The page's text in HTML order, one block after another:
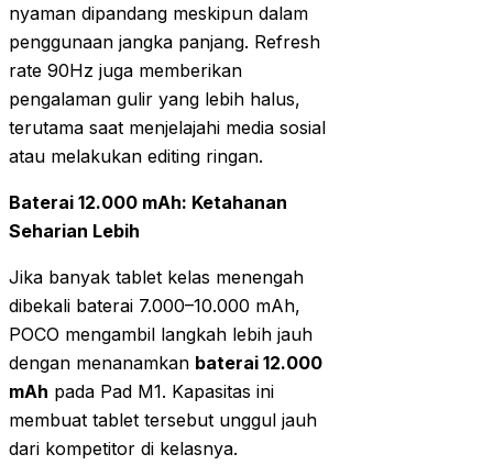
nyaman dipandang meskipun dalam
penggunaan jangka panjang. Refresh
rate 90Hz juga memberikan
pengalaman gulir yang lebih halus,
terutama saat menjelajahi media sosial
atau melakukan editing ringan.
Baterai 12.000 mAh: Ketahanan
Seharian Lebih
Jika banyak tablet kelas menengah
dibekali baterai 7.000–10.000 mAh,
POCO mengambil langkah lebih jauh
dengan menanamkan baterai 12.000
mAh pada Pad M1. Kapasitas ini
membuat tablet tersebut unggul jauh
dari kompetitor di kelasnya.